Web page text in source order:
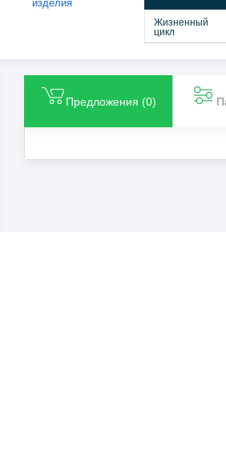
Предложения (0)